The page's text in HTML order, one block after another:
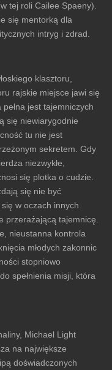
tej roli Cailee Spaeny).
się mentorką dla
intryg i zdrad.
klasztoru,
rajskie miejsce jawi się
jest tajemniczych
się niewiarygodnie
tu nie jest
sekretem. Gdy
niezwykłe,
się plotka o cudzie.
się nie być
w oczach innych
przerażającą tajemnicę.
nieustanna kontrola
młodych zakonnic
stopniowo
spełnienia misji, która
Michael Light
na największe
doświadczonych